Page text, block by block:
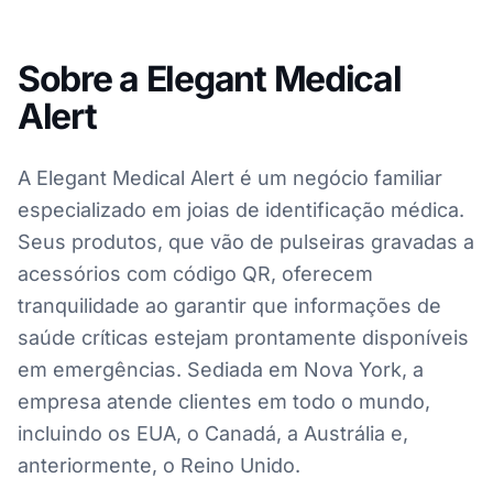
Sobre a Elegant Medical
Alert
A Elegant Medical Alert é um negócio familiar
especializado em joias de identificação médica.
Seus produtos, que vão de pulseiras gravadas a
acessórios com código QR, oferecem
tranquilidade ao garantir que informações de
saúde críticas estejam prontamente disponíveis
em emergências. Sediada em Nova York, a
empresa atende clientes em todo o mundo,
incluindo os EUA, o Canadá, a Austrália e,
anteriormente, o Reino Unido.